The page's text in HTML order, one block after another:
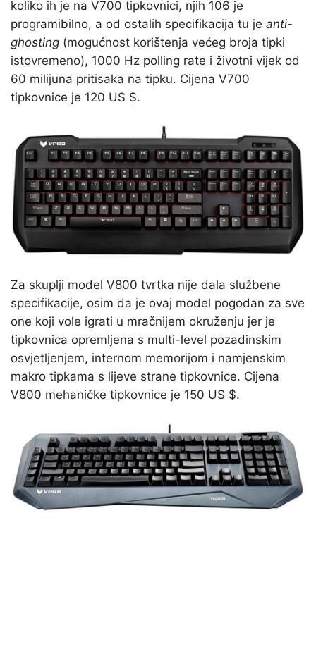
koliko ih je na V700 tipkovnici, njih 106 je
programibilno, a od ostalih specifikacija tu je anti-
ghosting (mogućnost korištenja većeg broja tipki
istovremeno), 1000 Hz polling rate i životni vijek od
60 milijuna pritisaka na tipku. Cijena V700
tipkovnice je 120 US $.
Za skuplji model V800 tvrtka nije dala službene
specifikacije, osim da je ovaj model pogodan za sve
one koji vole igrati u mračnijem okruženju jer je
tipkovnica opremljena s multi-level pozadinskim
osvjetljenjem, internom memorijom i namjenskim
makro tipkama s lijeve strane tipkovnice. Cijena
V800 mehaničke tipkovnice je 150 US $.